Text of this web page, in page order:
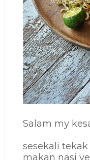
Salam my
sesekali
makan nasi